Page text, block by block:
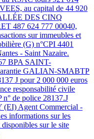
au capital de 44 920
DES CINQ
487 624 777 00040,
sur immeubles et
(G) n°CPI 4401
- Saint Nazaire.
BPA SAINT-
GALIAN-SMABTP
J pour 2 000 000 euros
responsabilité civile
de police 28137.J
Agent Commercial -
informations sur les
sur le site